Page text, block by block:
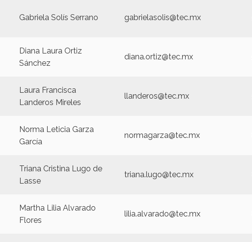
Gabriela Solís Serrano gabrielasolis@tec.mx
Diana Laura Ortiz
Sánchez
diana.ortiz@tec.mx
Laura Francisca
Landeros Mireles
llanderos@tec.mx
Norma Leticia Garza
García
normagarza@tec.mx
Triana Cristina Lugo de
Lasse
triana.lugo@tec.mx
Martha Lilia Alvarado
Flores
lilia.alvarado@tec.mx